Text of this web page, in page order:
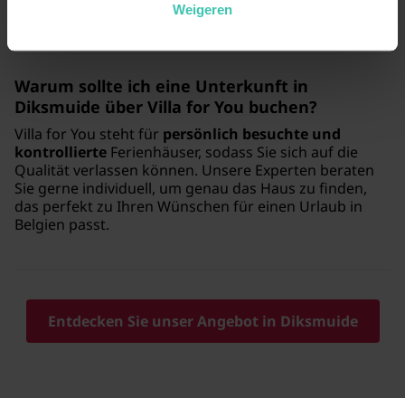
Weigeren
im Freien spielen kann, während Sie entspannen.
Warum sollte ich eine Unterkunft in
Diksmuide über Villa for You buchen?
Villa for You steht für persönlich besuchte und
kontrollierte Ferienhäuser, sodass Sie sich auf die
Qualität verlassen können. Unsere Experten beraten
Sie gerne individuell, um genau das Haus zu finden,
das perfekt zu Ihren Wünschen für einen Urlaub in
Belgien passt.
Entdecken Sie unser Angebot in Diksmuide